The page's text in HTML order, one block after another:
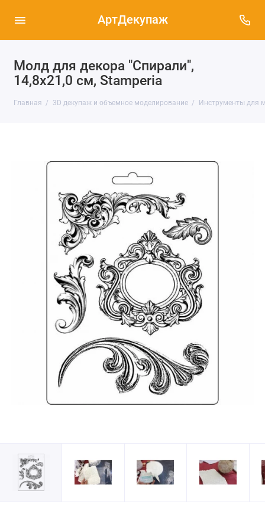
АртДекупаж
Молд для декора "Спирали",
14,8х21,0 см, Stamperia
Главная 3D декупаж и объемное моделирование Инструменты для